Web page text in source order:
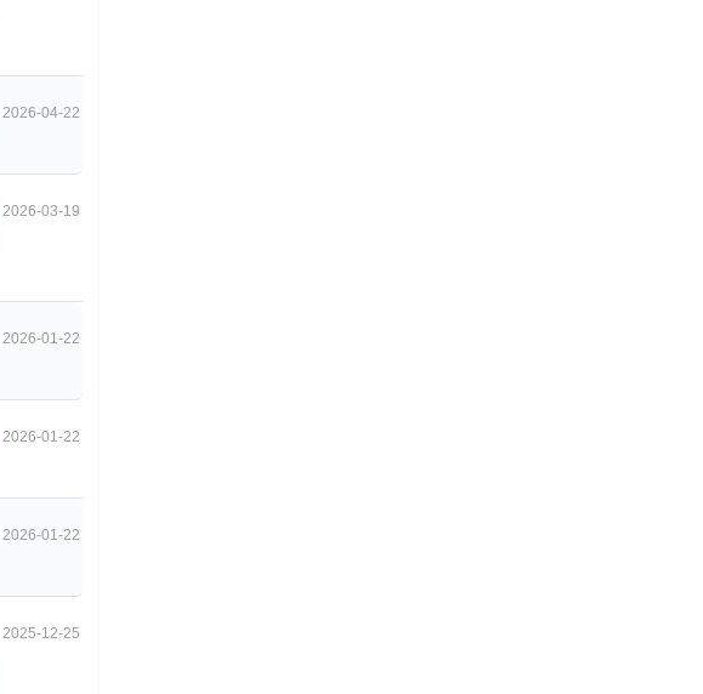
2026-04-22
2026-03-19
2026-01-22
2026-01-22
2026-01-22
2025-12-25